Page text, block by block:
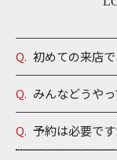
Q. 初めての来店
ご安心ください
お手伝いをさせ
Q. みんなどうや
たくさんのポイン
に「デ ザイン」
Q. 予約は必要です